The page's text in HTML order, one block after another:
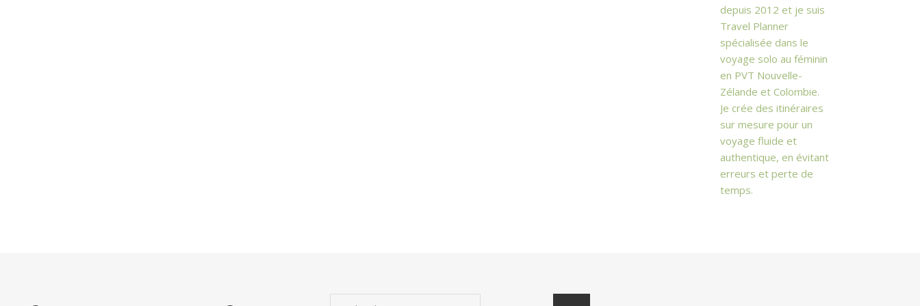
depuis 2012 et je suis
Travel Planner
spécialisée dans le
voyage solo au féminin
en PVT Nouvelle-
Zélande et Colombie.
Je crée des itinéraires
sur mesure pour un
voyage fluide et
authentique, en évitant
erreurs et perte de
temps.